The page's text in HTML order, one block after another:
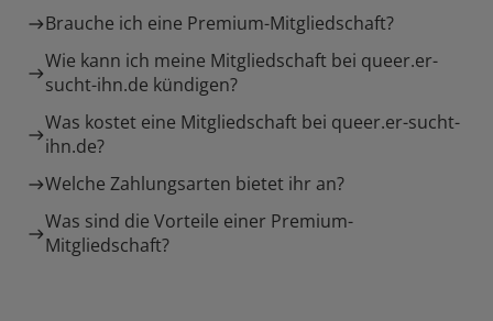
Brauche ich eine Premium-Mitgliedschaft?
Wie kann ich meine Mitgliedschaft bei queer.er-
sucht-ihn.de kündigen?
Was kostet eine Mitgliedschaft bei queer.er-sucht-
ihn.de?
Welche Zahlungsarten bietet ihr an?
Was sind die Vorteile einer Premium-
Mitgliedschaft?